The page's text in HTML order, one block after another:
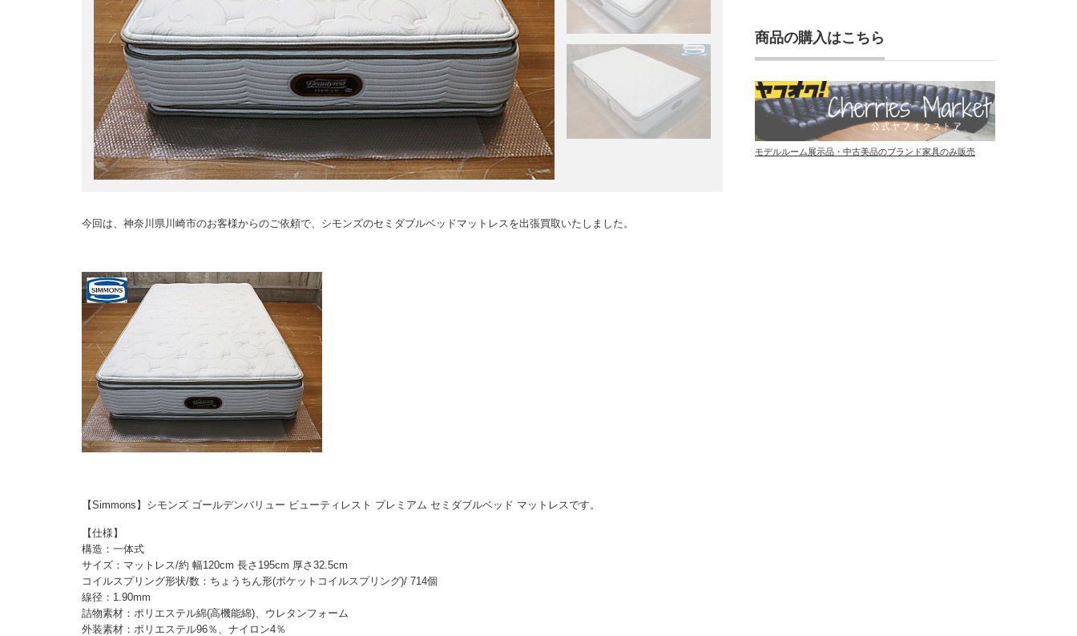
今回は、神奈川県川崎市のお客様からのご依頼で、シモンズのセミダブルベッドマットレスを出張買取いたしました。
【Simmons】シモンズ ゴールデンバリュー ビューティレスト プレミアム セミダブルベッド マットレスです。
【仕様】
構造：一体式
サイズ：マットレス/約 幅120cm 長さ195cm 厚さ32.5cm
コイルスプリング形状/数：ちょうちん形(ポケットコイルスプリング)/ 714個
線径：1.90mm
詰物素材：ポリエステル綿(高機能綿)、ウレタンフォーム
外装素材：ポリエステル96％、ナイロン4％
商品の購入はこちら
モデルルーム展示品・中古美品のブランド家具のみ販売